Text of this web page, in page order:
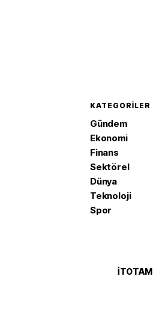
KATEGORILER
Gündem
Ekonomi
Finans
Sektörel
Dünya
Teknoloji
Spor
İTOTAM